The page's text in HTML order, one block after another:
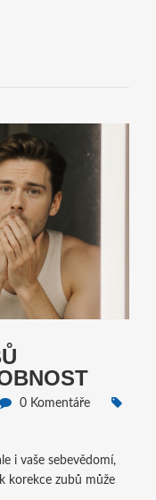
0 Komentáře
i vaše sebevědomí,
korekce zubů může